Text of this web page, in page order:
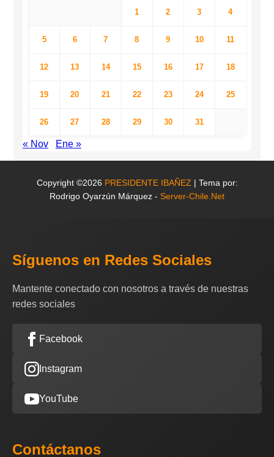
1 2 3 4
5 6 7 8 9 10 11
12 13 14 15 16 17 18
19 20 21 22 23 24 25
26 27 28 29 30 31
« Nov Ene »
Copyright ©2026 PRESIDENTE IBAÑEZ | Tema por:
Rodrigo Oyarzún Márquez - Server-Chile.Net
Síguenos en Redes Sociales
Mantente conectado con nosotros a través de nuestras
redes sociales
Facebook
Instagram
YouTube
Contáctanos